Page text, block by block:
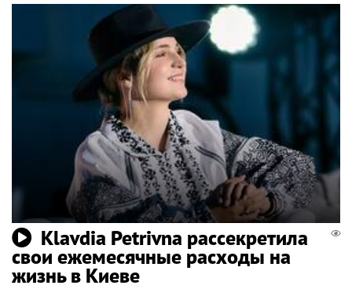
Klavdia Petrivna рассекретила
свои ежемесячные расходы на
жизнь в Киеве